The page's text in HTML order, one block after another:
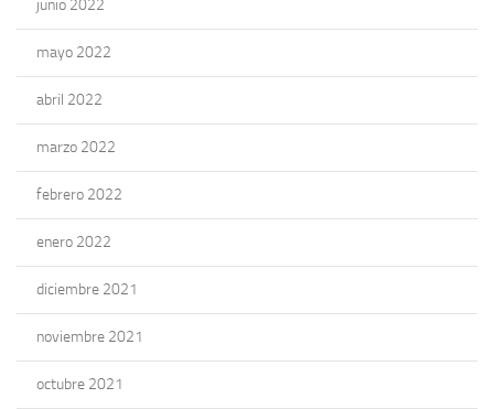
junio 2022
mayo 2022
abril 2022
marzo 2022
febrero 2022
enero 2022
diciembre 2021
noviembre 2021
octubre 2021